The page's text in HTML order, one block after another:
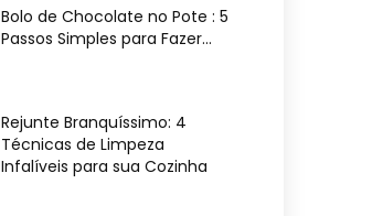
Bolo de Chocolate no Pote : 5
Passos Simples para Fazer...
Rejunte Branquíssimo: 4
Técnicas de Limpeza
Infalíveis para sua Cozinha